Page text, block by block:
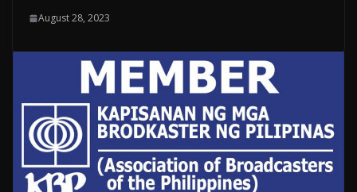
August 28, 2023